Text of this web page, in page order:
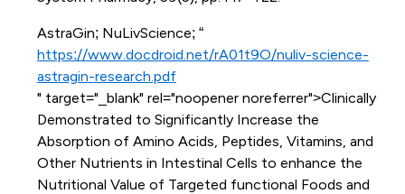
AstraGin; NuLivScience; “
https://www.docdroid.net/rA01t9O/nuliv-science-
astragin-research.pdf
" target="_blank" rel="noopener noreferrer">Clinically
Demonstrated to Significantly Increase the
Absorption of Amino Acids, Peptides, Vitamins, and
Other Nutrients in Intestinal Cells to enhance the
Nutritional Value of Targeted functional Foods and